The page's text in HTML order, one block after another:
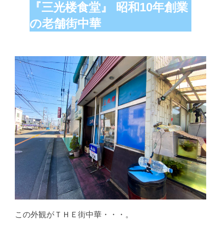
『三光楼食堂』 昭和10年創業
の老舗街中華
この外観がＴＨＥ街中華・・・。